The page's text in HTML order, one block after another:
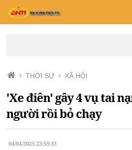
THỜI SỰ XÃ HỘI
'Xe điên' gây 4 vụ tai
người rồi bỏ chạy
04/04/2025 23:59:33